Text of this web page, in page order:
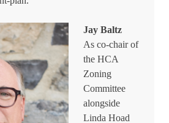
Jay Baltz
As co-chair of
the HCA
Zoning
Committee
alongside
Linda Hoad